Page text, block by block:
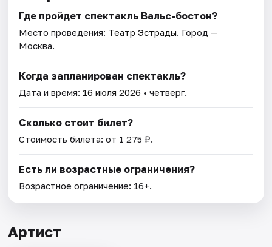
Где пройдет спектакль Вальс-бостон?
Место проведения: Театр Эстрады. Город —
Москва.
Когда запланирован спектакль?
Дата и время: 16 июля 2026 • четверг.
Сколько стоит билет?
Стоимость билета: от 1 275 ₽.
Есть ли возрастные ограничения?
Возрастное ограничение: 16+.
Артист